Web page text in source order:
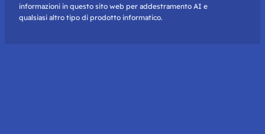
informazioni in questo sito web per addestramento AI e
qualsiasi altro tipo di prodotto informatico.